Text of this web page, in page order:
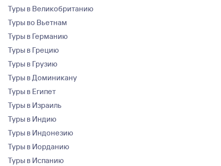
Туры в Великобританию
Туры во Вьетнам
Туры в Германию
Туры в Грецию
Туры в Грузию
Туры в Доминикану
Туры в Египет
Туры в Израиль
Туры в Индию
Туры в Индонезию
Туры в Иорданию
Туры в Испанию